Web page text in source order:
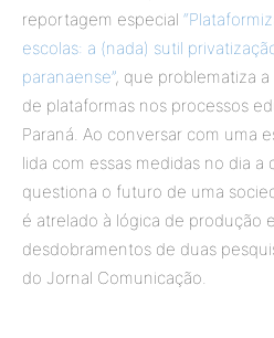
reportagem especial
escolas: a (nada) sutil
paranaense”, que problematiza
de plataformas nos processos
Paraná. Ao conversar com uma
lida com essas medidas no dia a
questiona o futuro de uma
é atrelado à lógica de produção
desdobramentos de duas
do Jornal Comunicação.